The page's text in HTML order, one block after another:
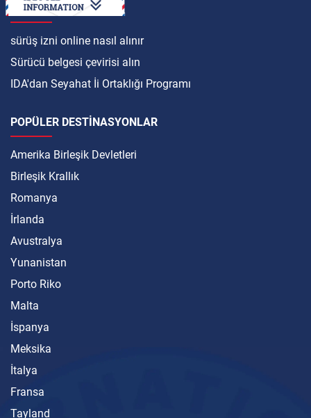
ULUSLARARASI
sürüş izni online nasıl alınır
Sürücü belgesi çevirisi alın
IDA'dan Seyahat İi Ortaklığı Programı
POPÜLER DESTINASYONLAR
Amerika Birleşik Devletleri
Birleşik Krallık
Romanya
İrlanda
Avustralya
Yunanistan
Porto Riko
Malta
İspanya
Meksika
İtalya
Fransa
Tayland